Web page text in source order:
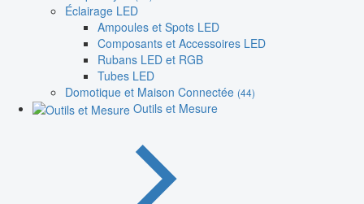
Éclairage LED
Ampoules et Spots LED
Composants et Accessoires LED
Rubans LED et RGB
Tubes LED
Domotique et Maison Connectée (44)
Outils et Mesure